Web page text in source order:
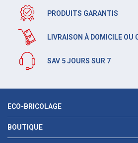
PRODUITS GARANTIS
LIVRAISON À DOMICILE OU
SAV 5 JOURS SUR 7
ECO-BRICOLAGE
BOUTIQUE